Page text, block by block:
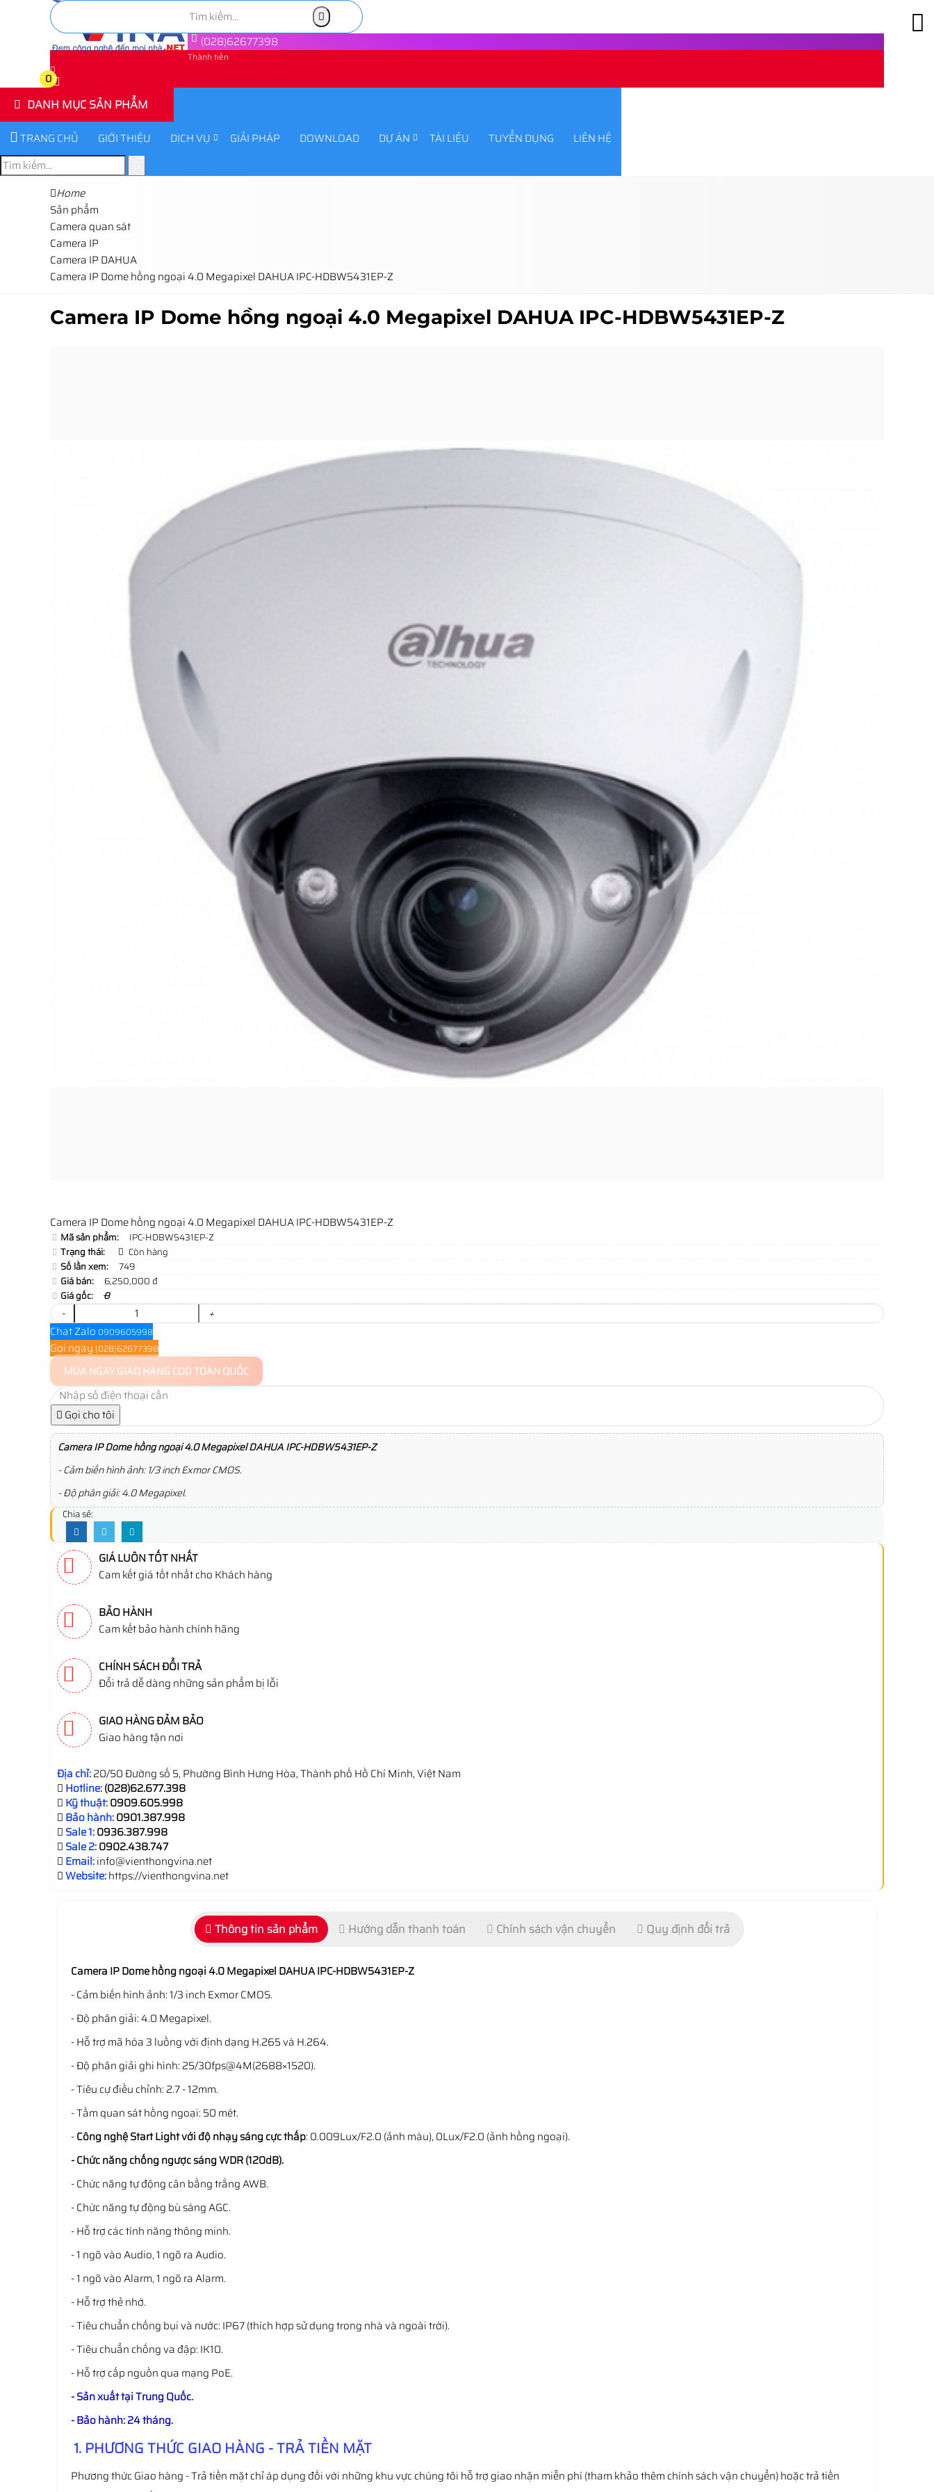
(028)62677398
Thành tiền
0
0
DANH MỤC SẢN PHẨM
TRANG CHỦ GIỚI THIỆU DỊCH VỤ GIẢI PHÁP DOWNLOAD DỰ ÁN TÀI LIỆU TUYỂN DỤNG LIÊN HỆ
Home
Sản phẩm
Camera quan sát
Camera IP
Camera IP DAHUA
Camera IP Dome hồng ngoại 4.0 Megapixel DAHUA IPC-HDBW5431EP-Z
Camera IP Dome hồng ngoại 4.0 Megapixel DAHUA IPC-HDBW5431EP-Z
Camera IP Dome hồng ngoại 4.0 Megapixel DAHUA IPC-HDBW5431EP-Z
Mã sản phẩm:
IPC-HDBW5431EP-Z
Trạng thái:
Còn hàng
Số lần xem:
749
Giá bán:
6,250,000 đ
Giá gốc:
0
-
+
Chat Zalo 0909605998
Gọi ngay (028)62677398
MUA NGAYGIAO HÀNG COD TOÀN QUỐC
Gọi cho tôi
Camera IP Dome hồng ngoại 4.0 Megapixel DAHUA IPC-HDBW5431EP-Z
- Cảm biến hình ảnh: 1/3 inch Exmor CMOS.
- Độ phân giải: 4.0 Megapixel.
Chia sẻ:
GIÁ LUÔN TỐT NHẤT
Cam kết giá tốt nhất cho Khách hàng
BẢO HÀNH
Cam kết bảo hành chính hãng
CHÍNH SÁCH ĐỔI TRẢ
Đổi trả dễ dàng những sản phẩm bị lỗi
GIAO HÀNG ĐẢM BẢO
Giao hàng tận nơi
Địa chỉ:20/50 Đường số 5, Phường Bình Hưng Hòa, Thành phố Hồ Chí Minh, Việt Nam
Hotline:(028)62.677.398
Kỹ thuật:0909.605.998
Bảo hành:0901.387.998
Sale 1:0936.387.998
Sale 2:0902.438.747
Email:info@vienthongvina.net
Website:https://vienthongvina.net
Thông tin sản phẩm Hướng dẫn thanh toán Chính sách vận chuyển Quy định đổi trả
Camera IP Dome hồng ngoại 4.0 Megapixel DAHUA IPC-HDBW5431EP-Z
- Cảm biến hình ảnh: 1/3 inch Exmor CMOS.
- Độ phân giải: 4.0 Megapixel.
- Hỗ trợ mã hóa 3 luồng với định dạng H.265 và H.264.
- Độ phân giải ghi hình: 25/30fps@4M(2688×1520).
- Tiêu cự điều chỉnh: 2.7 - 12mm.
- Tầm quan sát hồng ngoại: 50 mét.
-Công nghệ Start Light với độ nhạy sáng cực thấp: 0.009Lux/F2.0 (ảnh màu), 0Lux/F2.0 (ảnh hồng ngoại).
- Chức năng chống ngược sáng WDR (120dB).
- Chức năng tự động cân bằng trắng AWB.
- Chức năng tự động bù sáng AGC.
- Hỗ trợ các tính năng thông minh.
- 1 ngõ vào Audio, 1 ngõ ra Audio.
- 1 ngõ vào Alarm, 1 ngõ ra Alarm.
- Hỗ trợ thẻ nhớ.
- Tiêu chuẩn chống bụi và nước: IP67 (thích hợp sử dụng trong nhà và ngoài trời).
- Tiêu chuẩn chống va đập: IK10.
- Hỗ trợ cấp nguồn qua mạng PoE.
- Sản xuất tại Trung Quốc.
- Bảo hành: 24 tháng.
1. PHƯƠNG THỨC GIAO HÀNG - TRẢ TIỀN MẶT
Phương thức Giao hàng - Trả tiền mặt chỉ áp dụng đối với những khu vực chúng tôi hỗ trợ giao nhận miễn phí (tham khảo thêm chính sách vận chuyển) hoặc trả tiền